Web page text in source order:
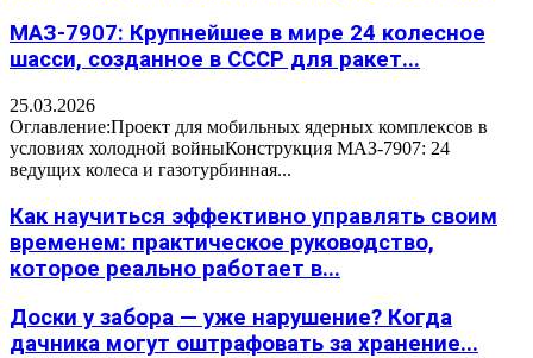
МАЗ-7907: Крупнейшее в мире 24 колесное
шасси, созданное в СССР для ракет...
25.03.2026
Оглавление:Проект для мобильных ядерных комплексов в
условиях холодной войныКонструкция МАЗ-7907: 24
ведущих колеса и газотурбинная...
Как научиться эффективно управлять своим
временем: практическое руководство,
которое реально работает в...
Доски у забора — уже нарушение? Когда
дачника могут оштрафовать за хранение...